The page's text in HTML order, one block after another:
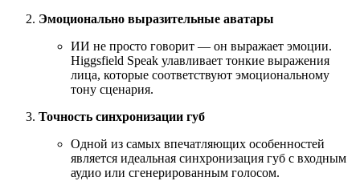
Эмоционально выразительные аватары
ИИ не просто говорит — он выражает эмоции.
Higgsfield Speak улавливает тонкие выражения
лица, которые соответствуют эмоциональному
тону сценария.
Точность синхронизации губ
Одной из самых впечатляющих особенностей
является идеальная синхронизация губ с входным
аудио или сгенерированным голосом.